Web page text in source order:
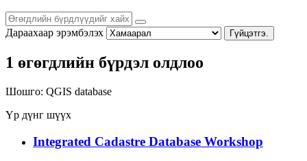
Дараахаар эрэмбэлэх Гүйцэтгэ.
1 өгөгдлийн бүрдэл олдлоо
Шошго: QGIS database
Үр дүнг шүүх
Integrated Cadastre Database Workshop